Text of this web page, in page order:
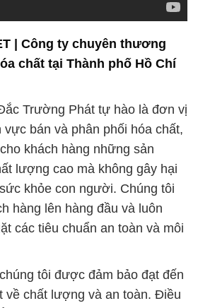
| Công ty chuyên thương
chất tại Thành phố Hồ Chí
Trường Phát tự hào là đơn vị
vực bán và phân phối hóa chất,
khách hàng những sản
lượng cao mà không gây hại
khỏe con người. Chúng tôi
hàng lên hàng đầu và luôn
các tiêu chuẩn an toàn và môi
tôi được đảm bảo đạt đến
về chất lượng và an toàn. Điều